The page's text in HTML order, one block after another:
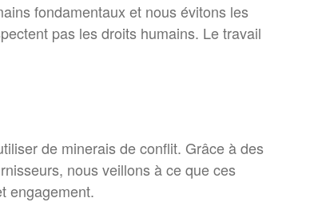
fondamentaux et nous évitons les
pas les droits humains. Le travail
de minerais de conflit. Grâce à des
nous veillons à ce que ces
engagement.